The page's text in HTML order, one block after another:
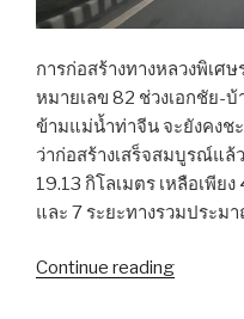
การก่อสร้างทางหลวงพิเศษ
หมายเลข 82 ช่วงเอกชัย-
ข้ามแม่น้ำท่าจีน จะยังคงช
ว่าก่อสร้างเสร็จสมบูรณ์แ
19.13 กิโลเมตร เหลือเพีย
และ 7 ระยะทางรวมประม
Continue reading